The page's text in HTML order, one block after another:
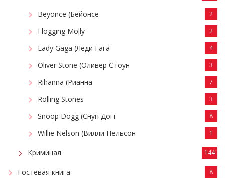
Beyonce (Бейонсе 2
Flogging Molly 2
Lady Gaga (Леди Гага 4
Oliver Stone (Оливер Стоун 3
Rihanna (Рианна 7
Rolling Stones 3
Snoop Dogg (Снуп Догг 8
Willie Nelson (Вилли Нельсон 1
Криминал 144
Гостевая книга 8